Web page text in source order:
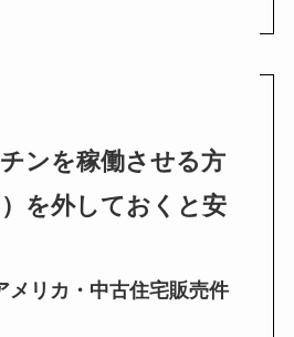
ンを稼働させる方
を外しておくと安
メリカ・中古住宅販売件